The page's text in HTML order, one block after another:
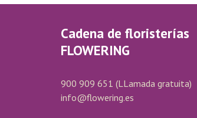
Cadena de floristerías
FLOWERING
900 909 651 (LLamada gratuita)
info@flowering.es